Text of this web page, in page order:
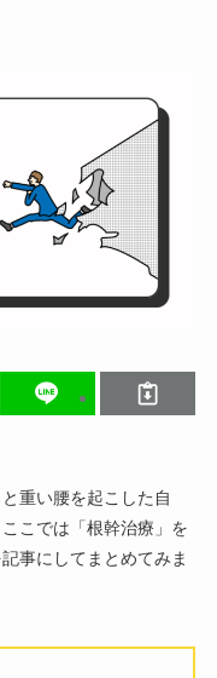
重い腰を起こした自
こでは「根幹治療」を
事にしてまとめてみま